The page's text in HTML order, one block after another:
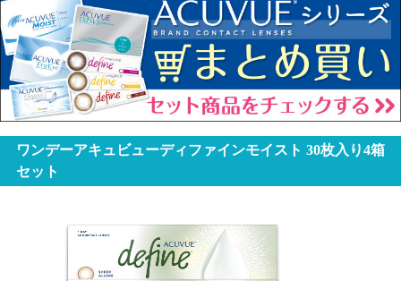
ワンデーアキュビューディファインモイスト 30枚入り4箱
セット